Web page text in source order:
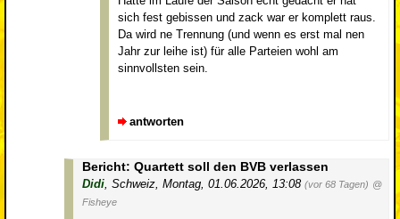
sich fest gebissen und zack war er komplett raus.
Da wird ne Trennung (und wenn es erst mal nen
Jahr zur leihe ist) für alle Parteien wohl am
sinnvollsten sein.
antworten
Bericht: Quartett soll den BVB verlassen
Didi, Schweiz, Montag, 01.06.2026, 13:08 (vor 68 Tagen) @
Fisheye